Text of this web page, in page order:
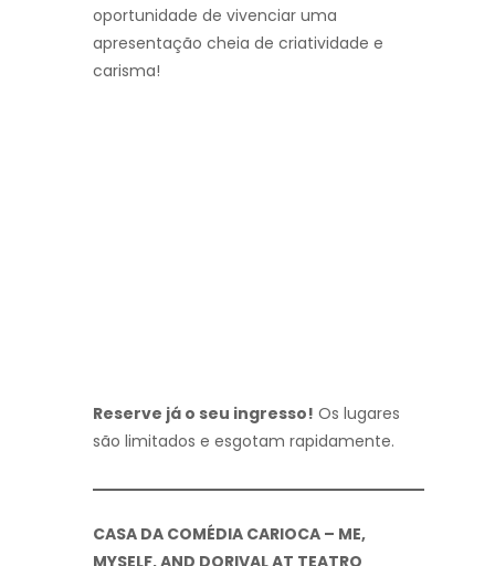
oportunidade de vivenciar uma
apresentação cheia de criatividade e
carisma!
Reserve já o seu ingresso! Os lugares
são limitados e esgotam rapidamente.
CASA DA COMÉDIA CARIOCA – ME,
MYSELF, AND DORIVAL AT TEATRO